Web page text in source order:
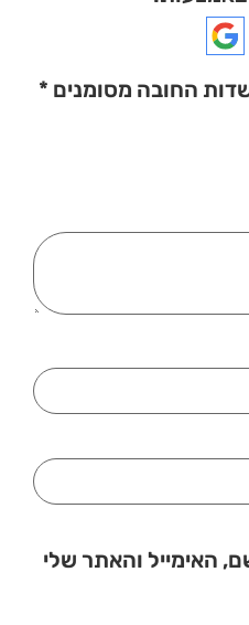
החובה מסומנים *
האימייל והאתר שלי